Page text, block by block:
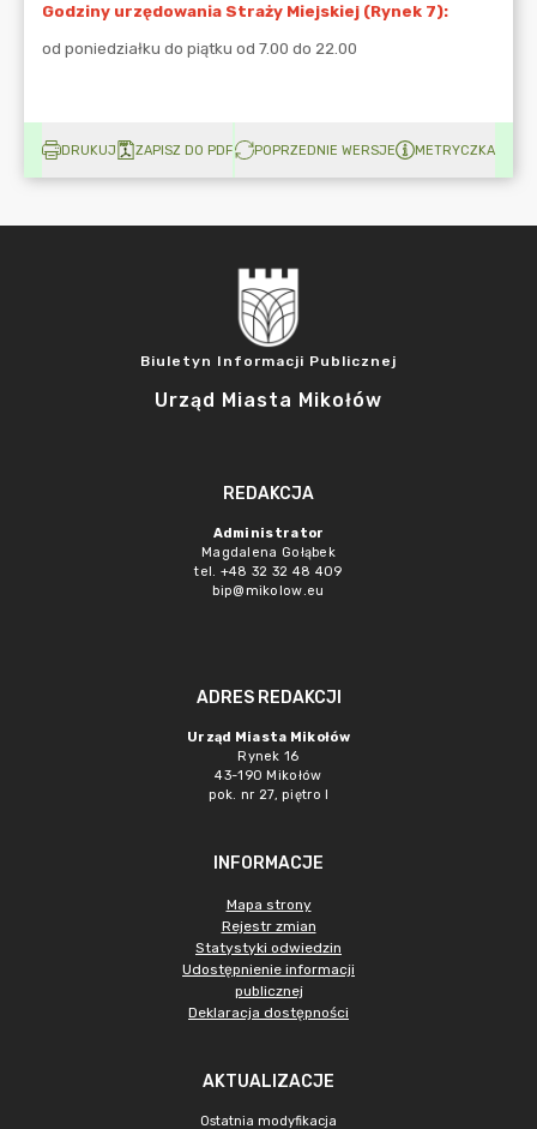
DRUKUJ ZAPISZ DO PDF POPRZEDNIE WERSJE METRYCZKA
Biuletyn Informacji Publicznej
Urząd Miasta Mikołów
REDAKCJA
Administrator
Magdalena Gołąbek
tel. +48 32 32 48 409
bip@mikolow.eu
ADRES REDAKCJI
Urząd Miasta Mikołów
Rynek 16
43-190 Mikołów
pok. nr 27, piętro I
INFORMACJE
Mapa strony
Rejestr zmian
Statystyki odwiedzin
Udostępnienie informacji
publicznej
Deklaracja dostępności
AKTUALIZACJE
Ostatnia modyfikacja